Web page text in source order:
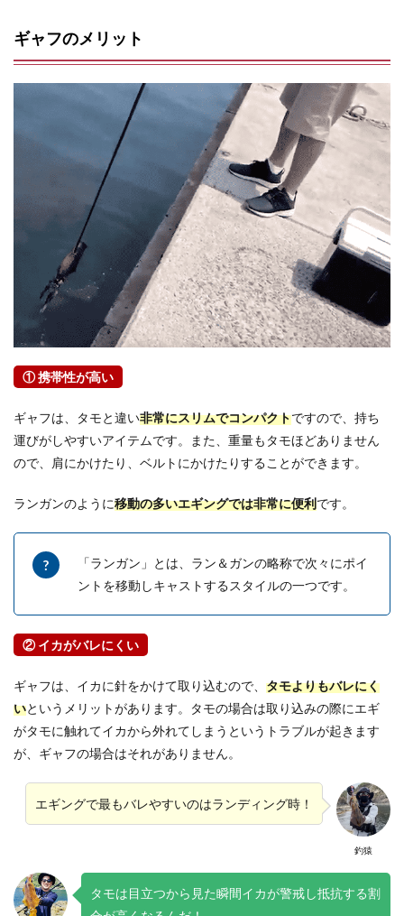
ギャフのメリット
① 携帯性が高い
ギャフは、タモと違い非常にスリムでコンパクトですので、持ち
運びがしやすいアイテムです。また、重量もタモほどありません
ので、肩にかけたり、ベルトにかけたりすることができます。
ランガンのように移動の多いエギングでは非常に便利です。
「ランガン」とは、ラン＆ガンの略称で次々にポイ
ントを移動しキャストするスタイルの一つです。
② イカがバレにくい
ギャフは、イカに針をかけて取り込むので、 タモよりもバレにく
いというメリットがあります。タモの場合は取り込みの際にエギ
がタモに触れてイカから外れてしまうというトラブルが起きます
が、ギャフの場合はそれがありません。
釣猿
エギングで最もバレやすいのはランディング時！
タモは目立つから見た瞬間イカが警戒し抵抗する割